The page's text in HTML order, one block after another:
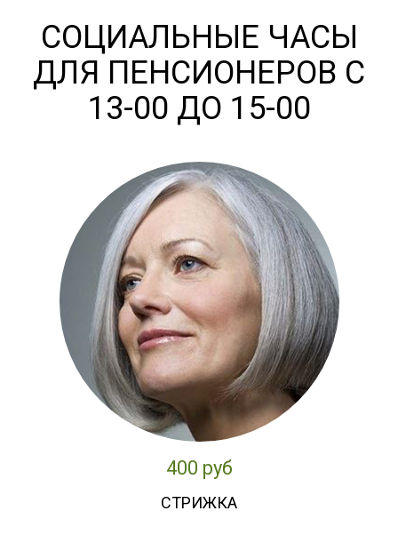
СОЦИАЛЬНЫЕ ЧАСЫ
ДЛЯ ПЕНСИОНЕРОВ С
13-00 ДО 15-00
400 руб
СТРИЖКА